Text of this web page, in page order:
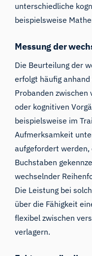
unterschiedliche
beispielsweise
Messung der
Die Beurteilung der
erfolgt häufig
Probanden zwischen
oder kognitiven
beispielsweise im
Aufmerksamkeit
aufgefordert werden,
Buchstaben
wechselnder
Die Leistung bei
über die Fähigkeit
flexibel zwischen
verlagern.